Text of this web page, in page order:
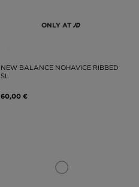
ONLY AT
NEW BALANCE NOHAVICE RIBBED
SL
60,00 €